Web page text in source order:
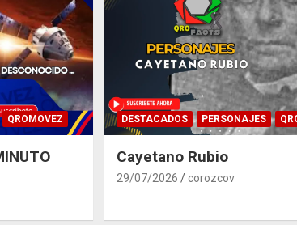
QROMOVEZ DESTACADOS PERSONAJES
Cayetano Rubio
29/07/2026 corozcov